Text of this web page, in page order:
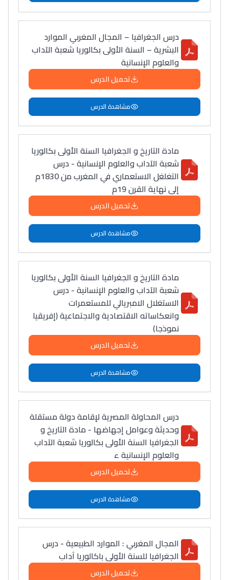
Lycée Maroc
درس الجغرافيا – المجال المغربي الموارد
البشرية – السنة الأولى بكالوريا شعبة الآداب
والعلوم الإنسانية
تحميل الدرس
مشاهدة الدرس
مادة التاريخ و الجغرافيا السنة الأولى بكالوريا
شعبة الآداب والعلوم الإنسانية - درس
التغلغل الاستعماري في المغرب من 1830م
إلى نهاية القرن 19م
تحميل الدرس
مشاهدة الدرس
مادة التاريخ و الجغرافيا السنة الأولى بكالوريا
شعبة الآداب والعلوم الإنسانية - درس
الاستغلال الامبريالي للمستعمرات
وانعكاساته الاقتصادية والاجتماعية (إفريقيا
نموذجا)
تحميل الدرس
مشاهدة الدرس
درس المحاولة المصرية لإقامة دولة مستقلة
وحديثة وعوامل إجهاضها - مادة التاريخ و
الجغرافيا السنة الأولى بكالوريا شعبة الآداب
والعلوم الإنسانية ء
تحميل الدرس
مشاهدة الدرس
المجال المغربي : الموارد الطبيعية - درس
الجغرافيا للسنة الأولى باكالوريا آداب
تحميل الدرس